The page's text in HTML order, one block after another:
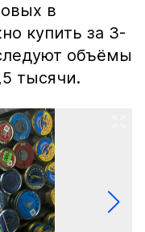
в
купить за 3-
объёмы
тысячи.